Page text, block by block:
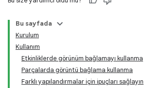
Bu sayfada
Kurulum
Kullanım
Etkinliklerde görünüm bağlamayı kullanma
Parçalarda görüntü bağlama kullanma
Farklı yapılandırmalar için ipuçları sağlayın